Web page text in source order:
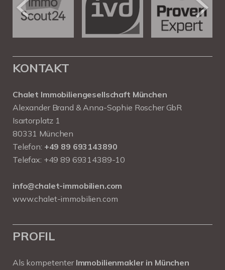
KONTAKT
Chalet Immobiliengesellschaft München
Alexander Brand & Anna-Sophie Roscher GbR
Isartorplatz 1
80331 München
Telefon: +49 89 693143890
Telefax: +49 89 69314389-10
info@chalet-immobilien.com
www.chalet-immobilien.com
PROFIL
Als kompetenter Immobilienmakler in München